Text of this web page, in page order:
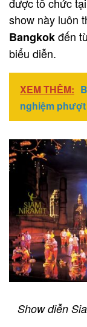
được tổ chức
show này luôn
Bangkokđến
biểu diễn.
XEM THÊM:
nghiệm
Show diễn